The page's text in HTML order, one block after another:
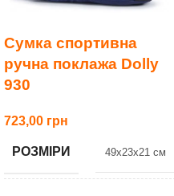
Сумка спортивна
ручна поклажа Dolly
930
723,00
РОЗМІРИ 49x23x21 см